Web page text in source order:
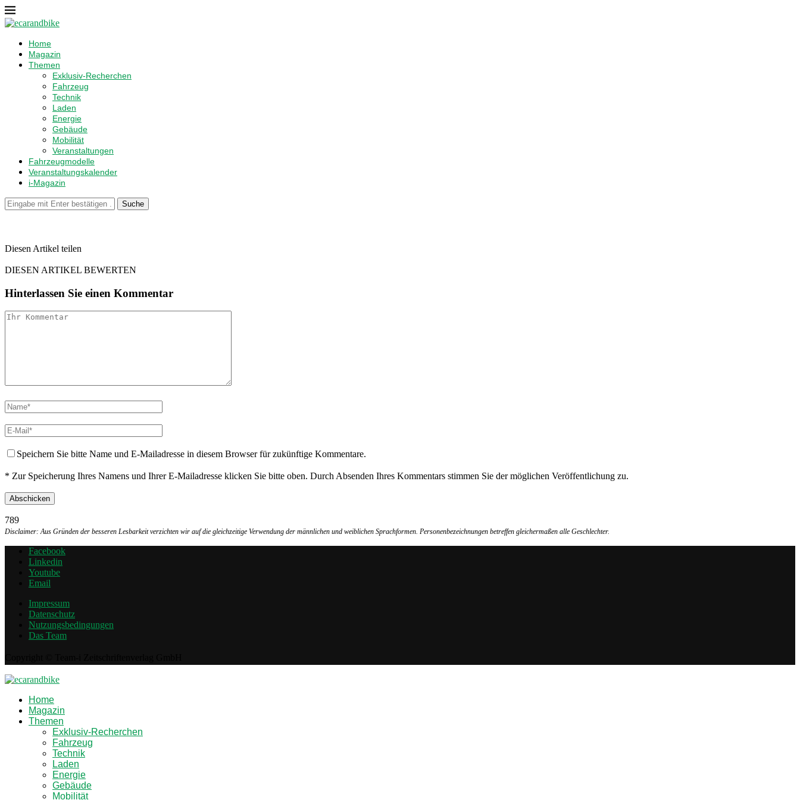
Home
Magazin
Themen
Exklusiv-Recherchen
Fahrzeug
Technik
Laden
Energie
Gebäude
Mobilität
Veranstaltungen
Fahrzeugmodelle
Veranstaltungskalender
i-Magazin
Suche
Diesen Artikel teilen
DIESEN ARTIKEL BEWERTEN
Hinterlassen Sie einen Kommentar
Speichern Sie bitte Name und E-Mailadresse in diesem Browser für zukünftige Kommentare.
* Zur Speicherung Ihres Namens und Ihrer E-Mailadresse klicken Sie bitte oben. Durch Absenden Ihres Kommentars stimmen Sie der möglichen Veröffentlichung zu.
789
Disclaimer: Aus Gründen der besseren Lesbarkeit verzichten wir auf die gleichzeitige Verwendung der männlichen und weiblichen Sprachformen. Personenbezeichnungen betreffen gleichermaßen alle Geschlechter.
Facebook
Linkedin
Youtube
Email
Impressum
Datenschutz
Nutzungsbedingungen
Das Team
Home
Magazin
Themen
Exklusiv-Recherchen
Fahrzeug
Technik
Laden
Energie
Gebäude
Mobilität